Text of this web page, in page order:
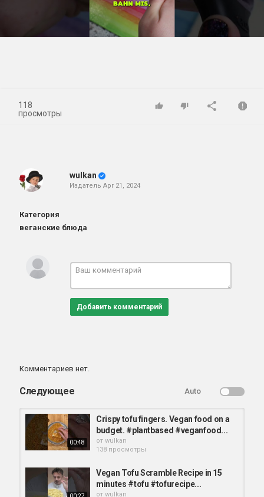
Video
118
просмотры
wulkan
Издатель Apr 21, 2024
Категория
веганские блюда
Добавить комментарий
Комментариев нет.
Следующее Auto
00:48
Crispy tofu fingers. Vegan food on a
budget. #plantbased #veganfood...
от wulkan
138 просмотры
Vegan Tofu Scramble Recipe in 15
minutes #tofu #tofurecipe...
от wulkan